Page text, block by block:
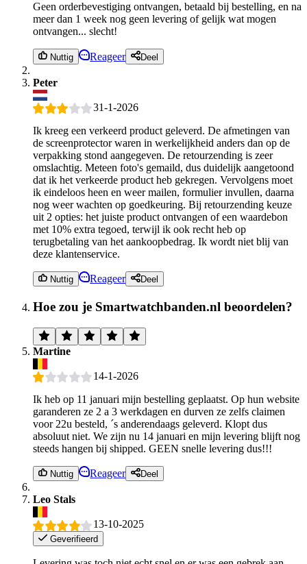
Geen orderbevestiging ontvangen, betaald bij bestelling, en na
meer dan 1 week nog geen levering of gelijk wat mogen
ontvangen... slecht!
Nuttig Reageer Deel
Peter
31-1-2026
Ik kreeg een verkeerd product geleverd. De afmetingen van
de screenprotector waren in werkelijkheid anders dan op de
verpakking stond aangegeven. De retourzending is zeer
omslachtig. Meteen foto's gemaild, dus duidelijk aangetoond
dat ik het verkeerde product heb gekregen. Vervolgens moet
ik eindeloos heen en weer mailen, formulier invullen, daarna
nog weer wachten op goedkeuring. Bij retourzending keuze
uit 2 opties: het juiste product ontvangen of een waardebon
met 10% extra tegoed, terwijl ik ook recht heb op
terugbetaling van het aankoopbedrag. Ik wordt niet blij van
deze klantenservice.
Nuttig Reageer Deel
Hoe zou je Smartwatchbanden.nl beoordelen?
Martine
14-1-2026
Ik heb op 11 januari mijn bestelling geplaatst. Op hun website
garanderen ze 2 a 3 werkdagen en durven ze zelfs claimen
voor 22u besteld, ´s anderendaags geleverd. Klopt dus
absoluut niet. We zijn nu 14 januari en mijn levering blijft nog
steeds hangen bij shipped. GEEN snelle levering dus!!!
Nuttig Reageer Deel
Leo Stals
13-10-2025
Geverifieerd